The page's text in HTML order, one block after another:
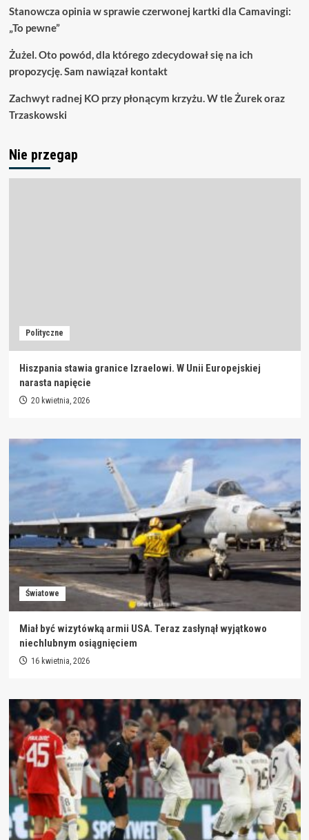
Stanowcza opinia w sprawie czerwonej kartki dla Camavingi:
„To pewne”
Żużel. Oto powód, dla którego zdecydował się na ich
propozycję. Sam nawiązał kontakt
Zachwyt radnej KO przy płonącym krzyżu. W tle Żurek oraz
Trzaskowski
Nie przegap
Polityczne
Hiszpania stawia granice Izraelowi. W Unii Europejskiej
narasta napięcie
20 kwietnia, 2026
Światowe
Miał być wizytówką armii USA. Teraz zasłynął wyjątkowo
niechlubnym osiągnięciem
16 kwietnia, 2026